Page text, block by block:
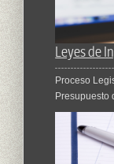
Leyes de
Proceso
Presupuesto